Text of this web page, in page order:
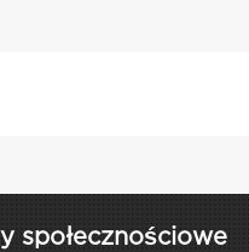
społecznościowe